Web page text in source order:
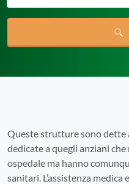
Queste strutture sono dette
dedicate a quegli anziani
ospedale ma hanno
sanitari. L’assistenza